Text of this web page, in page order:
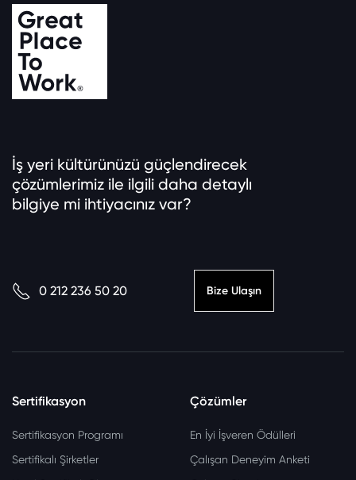
İş yeri kültürünüzü güçlendirecek
çözümlerimiz ile ilgili daha detaylı
bilgiye mi ihtiyacınız var?
0 212 236 50 20 Bize Ulaşın
Sertifikasyon
Sertifikasyon Programı
Sertifikalı Şirketler
Çözümler
En İyi İşveren Ödülleri
Çalışan Deneyim Anketi